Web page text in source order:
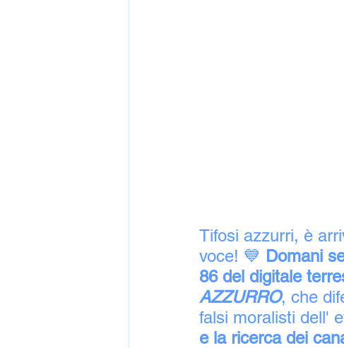
Tifosi azzurri, è
voce! 💙 Domani
86 del digitale
AZZURRO, che
falsi moralisti dell'
e la ricerca dei